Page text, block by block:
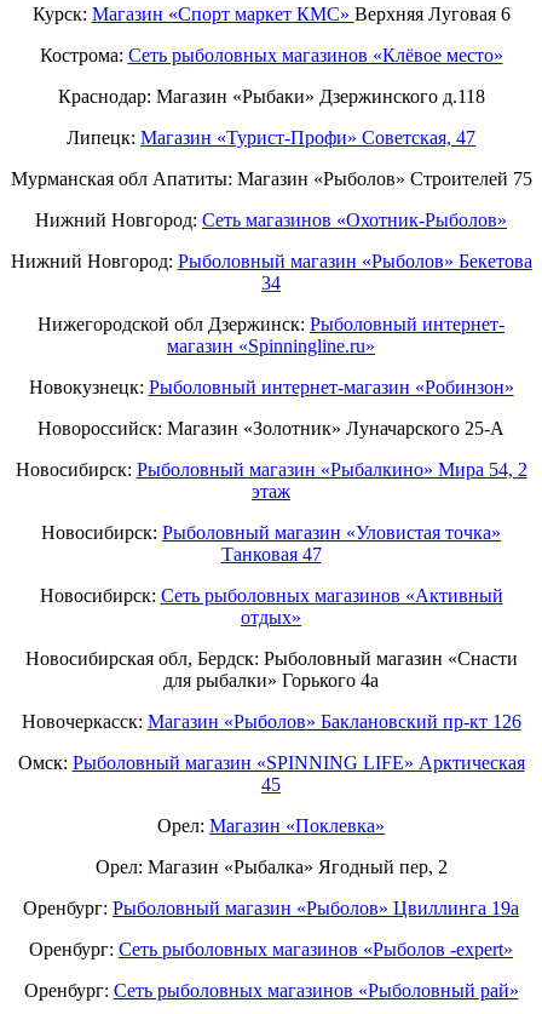
Курск: Магазин «Спорт маркет КМС» Верхняя Луговая 6
Кострома: Сеть рыболовных магазинов «Клёвое место»
Краснодар: Магазин «Рыбаки» Дзержинского д.118
Липецк: Магазин «Турист-Профи» Советская, 47
Мурманская обл Апатиты: Магазин «Рыболов» Строителей 75
Нижний Новгород: Cеть магазинов «Охотник-Рыболов»
Нижний Новгород: Рыболовный магазин «Рыболов» Бекетова
34
Нижегородской обл Дзержинск: Рыболовный интернет-
магазин «Spinningline.ru»
Новокузнецк: Рыболовный интернет-магазин «Робинзон»
Новороссийск: Магазин «Золотник» Луначарского 25-А
Новосибирск: Рыболовный магазин «Рыбалкино» Мира 54, 2
этаж
Новосибирск: Рыболовный магазин «Уловистая точка»
Танковая 47
Новосибирск: Сеть рыболовных магазинов «Активный
отдых»
Новосибирская обл, Бердск: Рыболовный магазин «Снасти
для рыбалки» Горького 4а
Новочеркасск: Магазин «Рыболов» Баклановский пр-кт 126
Омск: Рыболовный магазин «SPINNING LIFE» Арктическая
45
Орел: Магазин «Поклевка»
Орел: Магазин «Рыбалка» Ягодный пер, 2
Оренбург: Рыболовный магазин «Рыболов» Цвиллинга 19а
Оренбург: Сеть рыболовных магазинов «Рыболов -expert»
Оренбург: Сеть рыболовных магазинов «Рыболовный рай»